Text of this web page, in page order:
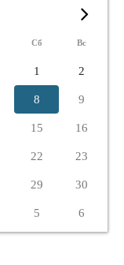
Сб Вс
1 2
8 9
15 16
22 23
29 30
5 6